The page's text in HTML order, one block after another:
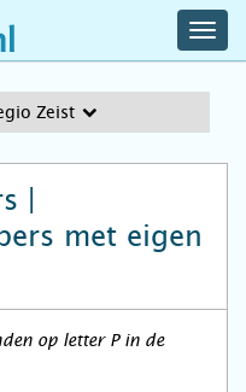
Zeist
|
met eigen
op letter P in de